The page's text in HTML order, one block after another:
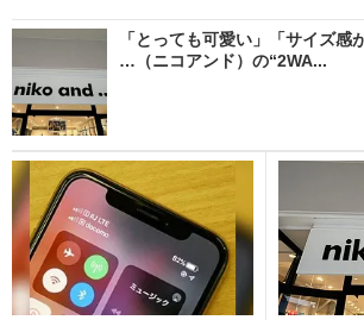
「とっても可愛い」「サイズ
…（ニコアンド）の“2WA...